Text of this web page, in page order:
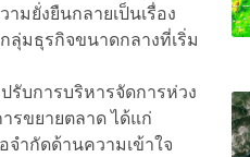
มยั่งยืนกลายเป็นเรื่อง
ลุ่มธุรกิจขนาดกลางที่เริ่ม
รับการบริหารจัดการห่วง
รขยายตลาด ได้แก่
จำกัดด้านความเข้าใจ